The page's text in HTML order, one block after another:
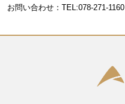
お問い合わせ：TEL:078-271-1160